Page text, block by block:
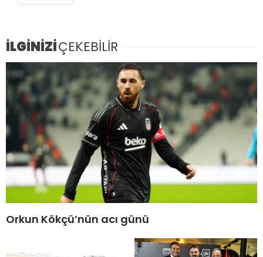
İLGİNİZİÇEKEBİLİR
Orkun Kökçü’nün acı günü